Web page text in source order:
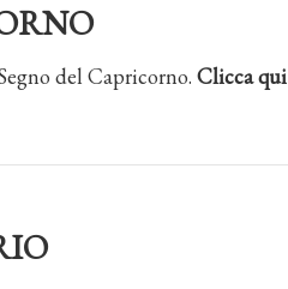
del Capricorno. Clicca qui